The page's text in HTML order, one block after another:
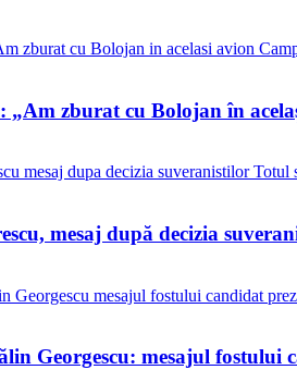
„Am zburat cu Bolojan în
mesaj după decizia
Georgescu: mesajul fostului